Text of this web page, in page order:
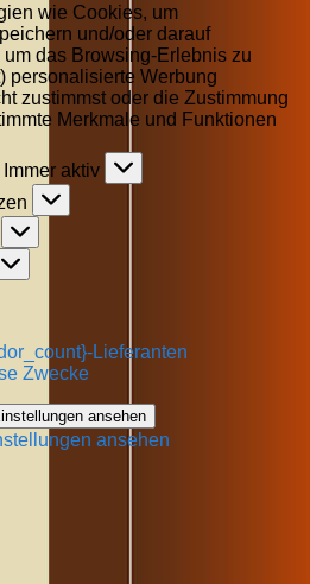
wie Cookies, um
und/oder darauf
das Browsing-Erlebnis zu
personalisierte Werbung
zustimmst oder die Zustimmung
Merkmale und Funktionen
Immer aktiv
Lieferanten
Zwecke
ansehen
ansehen